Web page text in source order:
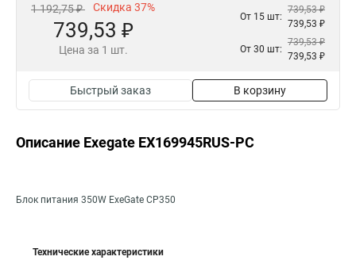
1 192,75 ₽ Скидка 37%
739,53 ₽
Цена за 1 шт.
От 15 шт:
739,53 ₽
739,53 ₽
От 30 шт:
739,53 ₽
739,53 ₽
Быстрый заказ В корзину
Описание Exegate EX169945RUS-PC
Блок питания 350W ExeGate CP350
Технические характеристики